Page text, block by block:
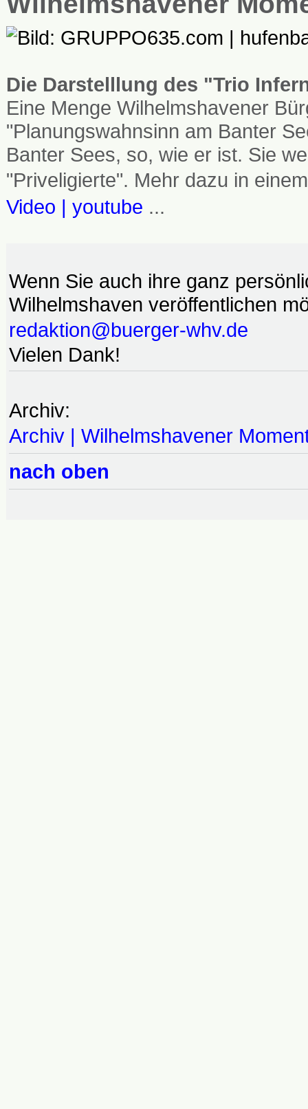
Die Darstelllung des "Trio
Eine Menge Wilhelmshavener
"Planungswahnsinn am Banter
Banter Sees, so, wie er ist. Sie
"Priveligierte". Mehr dazu in
Video | youtube ...
Wenn Sie auch ihre ganz
Wilhelmshaven veröffentlichen
redaktion@buerger-whv.de
Vielen Dank!
Archiv:
Archiv | Wilhelmshavener
nach oben